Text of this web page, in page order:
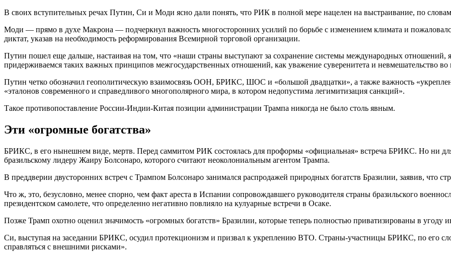
В своих вступительных речах Путин, Си и Моди ясно дали понять, что РИК в полной мере нацелен на выстраивание, по
Моди — прямо в духе Макрона — подчеркнул важность многосторонних усилий по борьбе с изменением климата и
диктат, указав на необходимость реформирования Всемирной торговой организации.
Путин пошел еще дальше, настаивая на том, что «наши страны выступают за сохранение системы международных
придерживаемся таких важных принципов межгосударственных отношений, как уважение суверенитета и невмешательство во
Путин четко обозначил геополитическую взаимосвязь ООН, БРИКС, ШОС и «большой двадцатки», а также важность
«эталонов современного и справедливого многополярного мира, в котором недопустима легимитизация санкций».
Такое противопоставление России-Индии-Китая позиции администрации Трампа никогда не было столь явным.
Эти «огромные богатства»
БРИКС, в его нынешнем виде, мертв. Перед саммитом РИК состоялась для проформы «официальная» встреча БРИКС. Но ни
бразильскому лидеру Жаиру Болсонаро, которого считают неоколониальным агентом Трампа.
В преддверии двусторонних встреч с Трампом Болсонаро занимался распродажей природных богатств Бразилии, заявив, что
Что ж, это, безусловно, менее спорно, чем факт ареста в Испании сопровождавшего руководителя страны бразильского
президентском самолете, что определенно негативно повлияло на кулуарные встречи в Осаке.
Позже Трамп охотно оценил значимость «огромных богатств» Бразилии, которые теперь полностью приватизированы в угоду
Си, выступая на заседании БРИКС, осудил протекционизм и призвал к укреплению ВТО. Страны-участницы БРИКС, по его
справляться с внешними рисками».